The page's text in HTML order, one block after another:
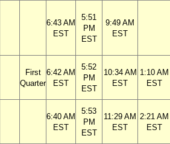
6:43 AM
EST
5:51
PM
EST
9:49 AM
EST
First
Quarter
6:42 AM
EST
5:52
PM
EST
10:34 AM
EST
1:10 AM
EST
6:40 AM
EST
5:53
PM
EST
11:29 AM
EST
2:21 AM
EST